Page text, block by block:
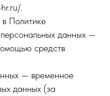
.
Политике
данных —
средств
— временное
данных (за